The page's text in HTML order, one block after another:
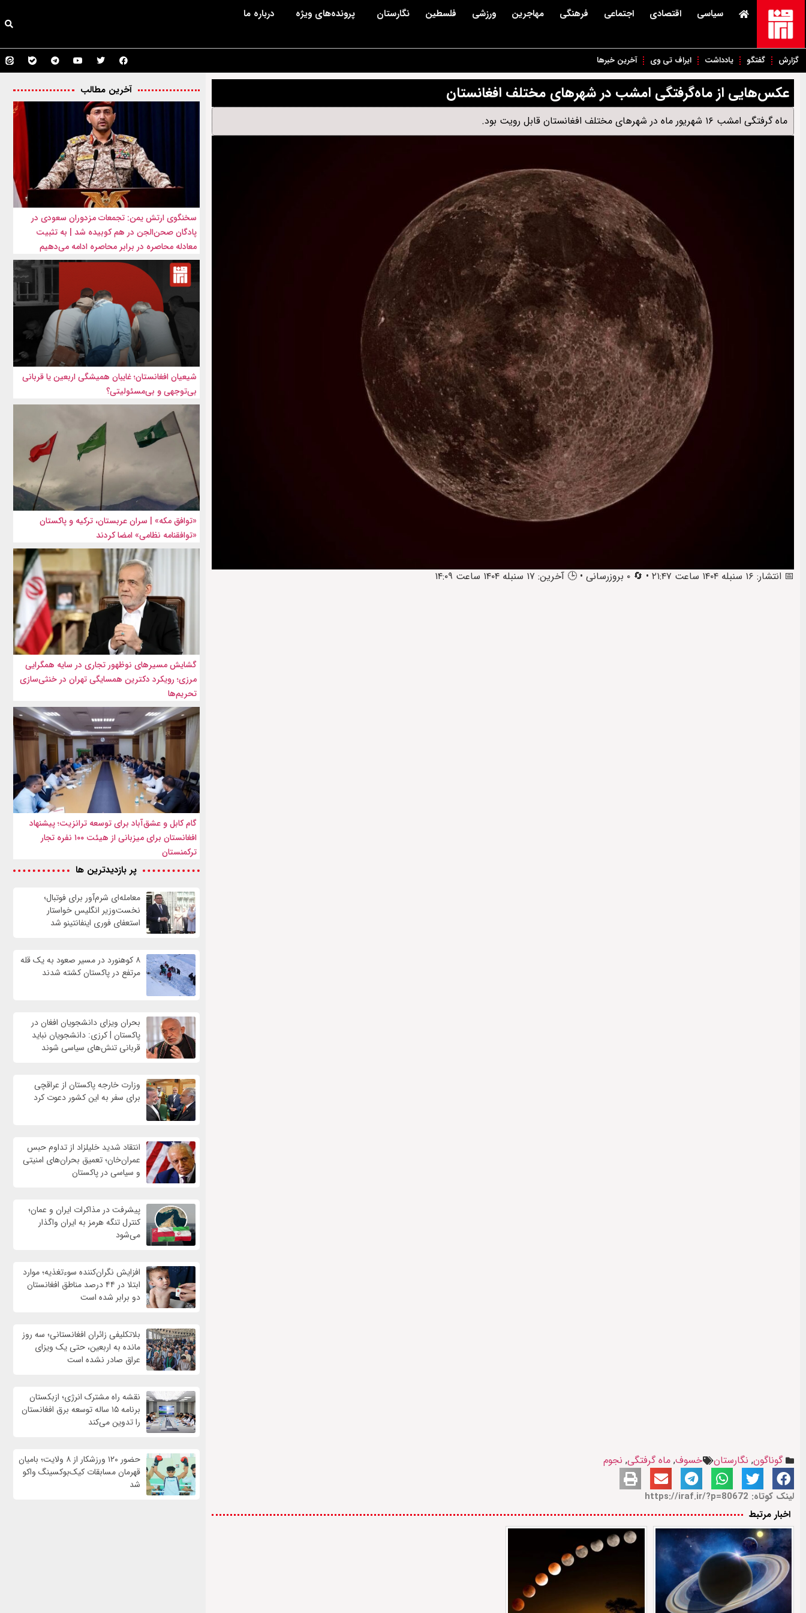
سیاسی اقتصادی اجتماعی فرهنگی مهاجرین ورزشی فلسطین نگارستان پرونده‌های ویژه درباره ما
گزارش گفتگو یادداشت ایراف تی وی آخرین خبرها
عکس‌هایی از ماه‌گرفتگی امشب در شهرهای مختلف افغانستان
ماه گرفتگی امشب ۱۶ شهریور ماه در شهرهای مختلف افغانستان قابل رویت بود.
📅 انتشار: ۱۶ سنبله ۱۴۰۴ ساعت ۲۱:۴۷ • 🔄 ۰ بروزرسانی • 🕒 آخرین: ۱۷ سنبله ۱۴۰۴ ساعت ۱۴:۰۹
گوناگون, نگارستان خسوف, ماه گرفتگی, نجوم
لینک کوتاه: https://iraf.ir/?p=80672
اخبار مرتبط
آخرین مطالب
سخنگوی ارتش یمن: تجمعات مزدوران سعودی در
پادگان صحن‌الجن در هم کوبیده شد | به تثبیت
معادله محاصره در برابر محاصره ادامه می‌دهیم
شیعیان افغانستان؛ غایبان همیشگی اربعین یا قربانی
بی‌توجهی و بی‌مسئولیتی؟
«توافق مکه» | سران عربستان، ترکیه و پاکستان
«توافقنامه نظامی» امضا کردند
گشایش مسیرهای نوظهور تجاری در سایه همگرایی
مرزی؛ رویکرد دکترین همسایگی تهران در خنثی‌سازی
تحریم‌ها
گام کابل و عشق‌آباد برای توسعه ترانزیت؛ پیشنهاد
افغانستان برای میزبانی از هیئت ۱۰۰ نفره تجار
ترکمنستان
پر بازدیدترین ها
معامله‌ای شرم‌آور برای فوتبال؛
نخست‌وزیر انگلیس خواستار
استعفای فوری اینفانتینو شد
۸ کوهنورد در مسیر صعود به یک قله
مرتفع در پاکستان کشته شدند
بحران ویزای دانشجویان افغان در
پاکستان | کرزی: دانشجویان نباید
قربانی تنش‌های سیاسی شوند
وزارت خارجه پاکستان از عراقچی
برای سفر به این کشور دعوت کرد
انتقاد شدید خلیلزاد از تداوم حبس
عمران‌خان؛ تعمیق بحران‌های امنیتی
و سیاسی در پاکستان
پیشرفت در مذاکرات ایران و عمان؛
کنترل تنگه هرمز به ایران واگذار
می‌شود
افزایش نگران‌کننده سوءتغذیه؛ موارد
ابتلا در ۴۴ درصد مناطق افغانستان
دو برابر شده است
بلاتکلیفی زائران افغانستانی؛ سه روز
مانده به اربعین، حتی یک ویزای
عراق صادر نشده است
نقشه راه مشترک انرژی؛ ازبکستان
برنامه ۱۵ ساله توسعه برق افغانستان
را تدوین می‌کند
حضور ۱۲۰ ورزشکار از ۸ ولایت؛ بامیان
قهرمان مسابقات کیک‌بوکسینگ واکو
شد